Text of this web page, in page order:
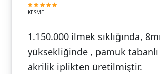
KESME
1.150.000 ilmek sıklığında,
yüksekliğinde , pamuk
akrilik iplikten üretilmiştir.